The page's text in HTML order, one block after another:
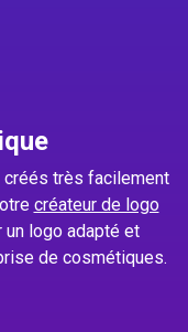
très facilement
créateur de logo
logo adapté et
de cosmétiques.